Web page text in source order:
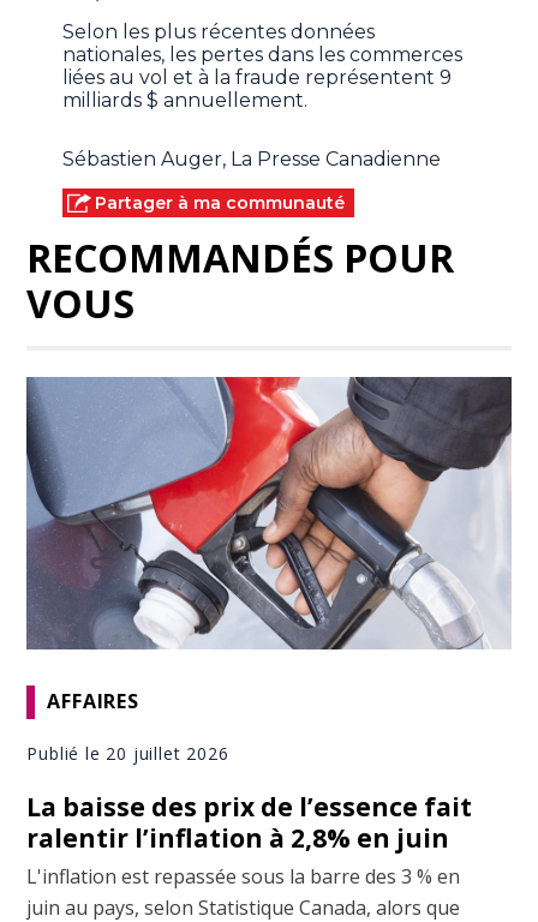
Selon les plus récentes données
nationales, les pertes dans les commerces
liées au vol et à la fraude représentent 9
milliards $ annuellement.
Sébastien Auger, La Presse Canadienne
Partager à ma communauté
RECOMMANDÉS POUR
VOUS
AFFAIRES
Publié le 20 juillet 2026
La baisse des prix de l’essence fait
ralentir l’inflation à 2,8% en juin
L'inflation est repassée sous la barre des 3 % en
juin au pays, selon Statistique Canada, alors que